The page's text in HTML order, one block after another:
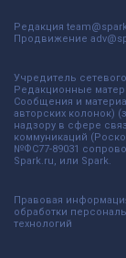
Редакция
Продвижение
Учредитель
Редакционные
Сообщения и
авторских колонок)
надзору в сфере
коммуникаций
№ФС77-89031
Spark.ru, или Spark.
Правовая
обработки
технологий